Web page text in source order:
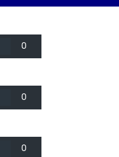
0
0
0